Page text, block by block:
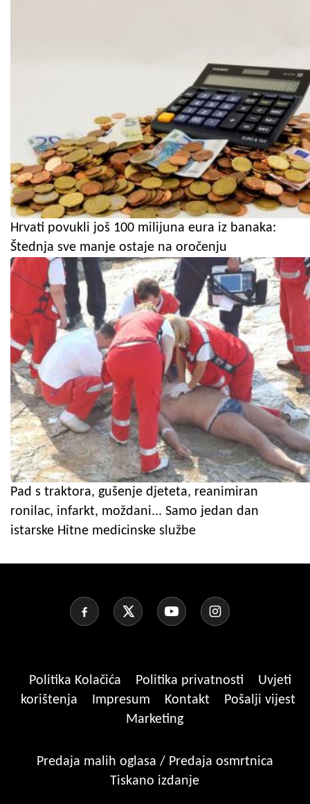
Hrvati povukli još 100 milijuna eura iz banaka:
Štednja sve manje ostaje na oročenju
Pad s traktora, gušenje djeteta, reanimiran
ronilac, infarkt, moždani... Samo jedan dan
istarske Hitne medicinske službe
Politika Kolačića Politika privatnosti
Uvjeti
korištenja
Impresum Kontakt
Pošalji vijest
Marketing
Predaja malih oglasa / Predaja osmrtnica
Tiskano izdanje